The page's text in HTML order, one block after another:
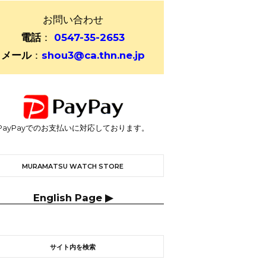
お問い合わせ
電話：
0547-35-2653
メール： shou3@ca.thn.ne.jp
でのお支払いに対応しております。
MURAMATSU WATCH STORE
English Page ▶
サイト内を検索